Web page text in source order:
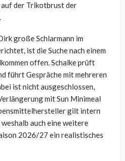
auf der Trikotbrust der
große Schlarmann im
ist die Suche nach einem
offen. Schalke prüft
führt Gespräche mit mehreren
ist nicht ausgeschlossen,
mit Sun Minimeal
gilt intern
auch eine weitere
2026/27 ein realistisches